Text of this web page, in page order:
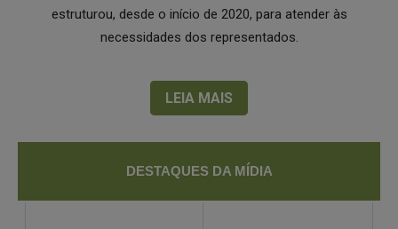
estruturou, desde o início de 2020, para atender às
necessidades dos representados.
LEIA MAIS
DESTAQUES DA MÍDIA